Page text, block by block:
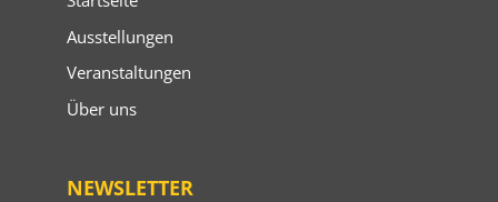
Ausstellungen
Veranstaltungen
Über uns
NEWSLETTER